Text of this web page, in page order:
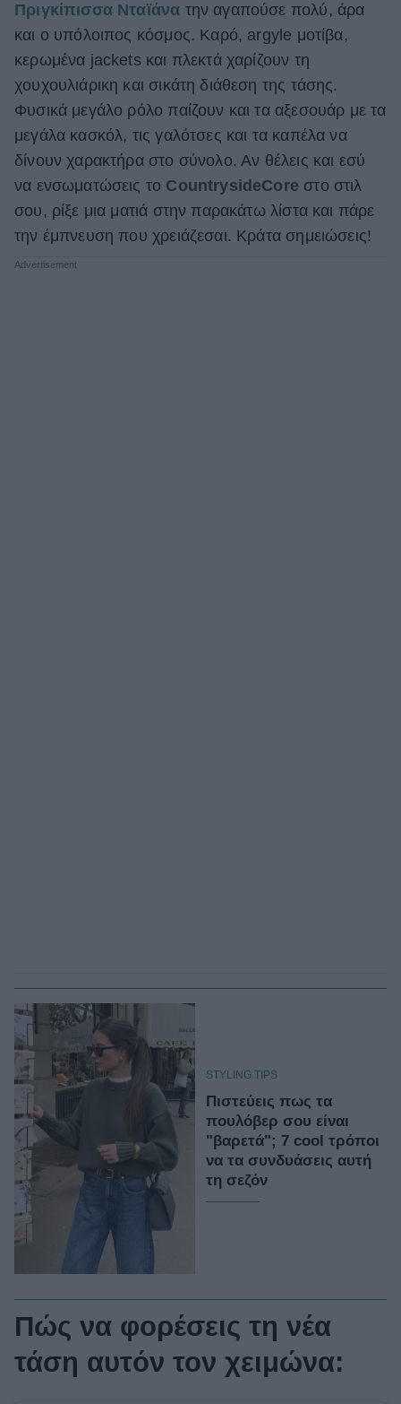
Hautes Grecians
Γάμος
Market News
Πριγκίπισσα Νταϊάνα την αγαπούσε πολύ, άρα
και ο υπόλοιπος κόσμος. Καρό, argyle μοτίβα,
κερωμένα jackets και πλεκτά χαρίζουν τη
χουχουλιάρικη και σικάτη διάθεση της τάσης.
Φυσικά μεγάλο ρόλο παίζουν και τα αξεσουάρ με τα
μεγάλα κασκόλ, τις γαλότσες και τα καπέλα να
δίνουν χαρακτήρα στο σύνολο. Αν θέλεις και εσύ
να ενσωματώσεις το CountrysideCore στο στιλ
σου, ρίξε μια ματιά στην παρακάτω λίστα και πάρε
την έμπνευση που χρειάζεσαι. Κράτα σημειώσεις!
STYLING TIPS
Πιστεύεις πως τα
πουλόβερ σου είναι
"βαρετά"; 7 cool τρόποι
να τα συνδυάσεις αυτή
τη σεζόν
Πώς να φορέσεις τη νέα
τάση αυτόν τον χειμώνα: